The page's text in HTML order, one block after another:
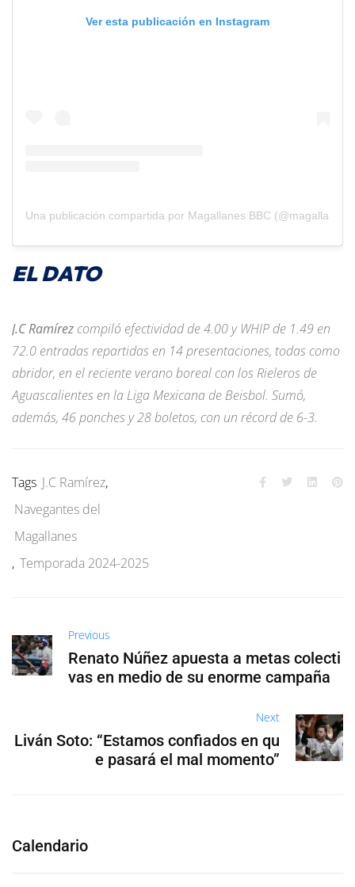
Ver esta publicación en Instagram
Una publicación compartida por Magallanes BBC
EL DATO
J.C Ramírez compiló efectividad de 4.00 y WHIP de 1.49 en
72.0 entradas repartidas en 14 presentaciones, todas como
abridor, en el reciente verano boreal con los Rieleros de
Aguascalientes en la Liga Mexicana de Beisbol. Sumó,
además, 46 ponches y 28 boletos, con un récord de 6-3.
Tags J.C Ramírez,
Navegantes del
Magallanes
, Temporada 2024-2025
Previous
Renato Núñez apuesta a metas colecti
vas en medio de su enorme campaña
Next
Liván Soto: “Estamos confiados en qu
e pasará el mal momento”
Calendario